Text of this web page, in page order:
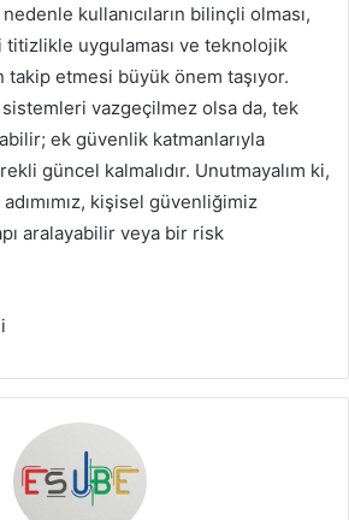
kullanıcıların bilinçli olması,
uygulaması ve teknolojik
takip etmesi büyük önem taşıyor.
vazgeçilmez olsa da, tek
ek güvenlik katmanlarıyla
güncel kalmalıdır. Unutmayalım ki,
kişisel güvenliğimiz
aralayabilir veya bir risk